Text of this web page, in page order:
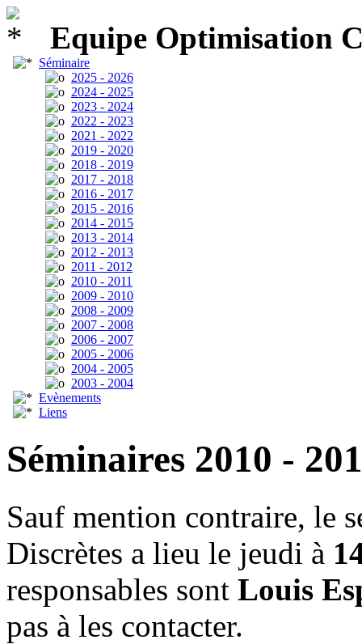
Equipe Optimisation
Séminaire
2025 - 2026
2024 - 2025
2023 - 2024
2022 - 2023
2021 - 2022
2019 - 2020
2018 - 2019
2017 - 2018
2016 - 2017
2015 - 2016
2014 - 2015
2013 - 2014
2012 - 2013
2011 - 2012
2010 - 2011
2009 - 2010
2008 - 2009
2007 - 2008
2006 - 2007
2005 - 2006
2004 - 2005
2003 - 2004
Evènements
Liens
Séminaires 2010 -
Sauf mention contraire, le
Discrètes a lieu le jeudi à
responsables sont Louis
pas à les contacter.